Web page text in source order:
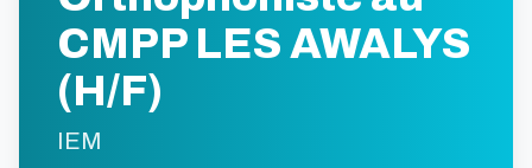
CMPP LES AWALYS
(H/F)
IEM